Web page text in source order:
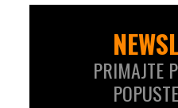
PRIMAJTE